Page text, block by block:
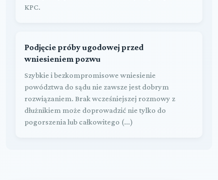
KPC.
Podjęcie próby ugodowej przed
wniesieniem pozwu
Szybkie i bezkompromisowe wniesienie
powództwa do sądu nie zawsze jest dobrym
rozwiązaniem. Brak wcześniejszej rozmowy z
dłużnikiem może doprowadzić nie tylko do
pogorszenia lub całkowitego (...)